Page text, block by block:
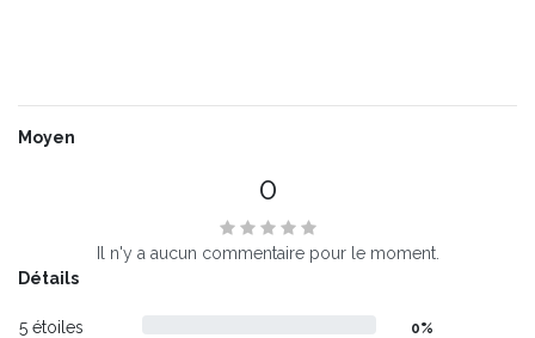
Moyen
0
Il n'y a aucun commentaire pour le moment.
Détails
5 étoiles 0%